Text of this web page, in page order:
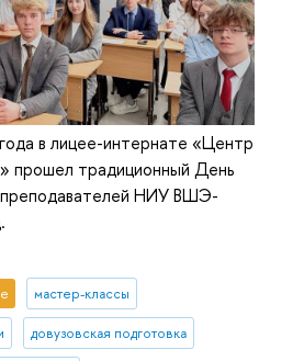
в лицее-интернате «Центр
прошел традиционный День
преподавателей НИУ ВШЭ-
мастер-классы
довузовская подготовка